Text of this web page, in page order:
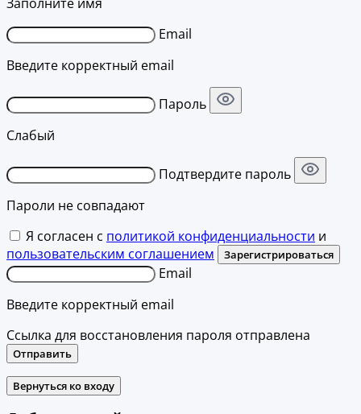
Email
Введите корректный email
Пароль
Слабый
Подтвердите пароль
Пароли не совпадают
Я согласен с политикой конфиденциальности и
пользовательским соглашением
Зарегистрироваться
Email
Введите корректный email
Ссылка для восстановления пароля отправлена
Отправить
Вернуться ко входу